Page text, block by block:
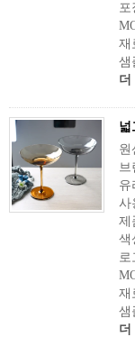
포
재
샘
더
넓
원
브
유
사
제
색
로
재
샘
더